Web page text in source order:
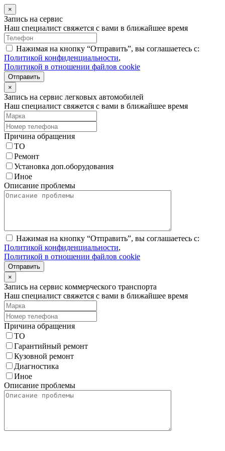
×
Запись на сервис
Наш специалист свяжется с вами в ближайшее время
Нажимая на кнопку “Отправить”, вы соглашаетесь с:
Политикой конфиденциальности,
Политикой в отношении файлов cookie
Отправить
×
Запись на сервис легковых автомобилей
Наш специалист свяжется с вами в ближайшее время
Причина обращения
ТО
Ремонт
Установка доп.оборудования
Иное
Описание проблемы
Нажимая на кнопку “Отправить”, вы соглашаетесь с:
Политикой конфиденциальности,
Политикой в отношении файлов cookie
Отправить
×
Запись на сервис коммерческого транспорта
Наш специалист свяжется с вами в ближайшее время
Причина обращения
ТО
Гарантийный ремонт
Кузовной ремонт
Диагностика
Иное
Описание проблемы